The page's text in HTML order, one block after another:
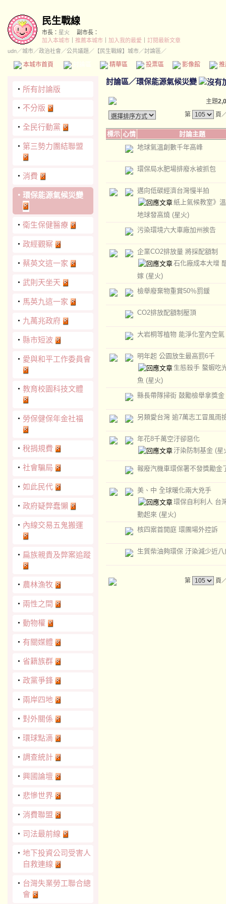
民生戰線
市長： 星火
副市長：
加入本城市
推薦本城市 加入我的最愛
訂閱最新文章
udn／城市／政治社會 ／公共議題 ／ 【民生戰線】城市／討論區／
本城市首頁 精華區 投票區 影像館
‧ 所有討論版
‧ 不分版
‧ 全民行動黨
‧ 第三勢力團結聯盟
‧ 消費
‧ 環保能源氣候災變
‧ 衛生保健醫療
‧ 政經觀察
‧ 蔡英文這一家
‧ 武則天坐天
‧ 馬英九這一家
‧ 九萬兆政府
‧ 縣市短波
‧ 愛與和平工作委員會
‧ 教育校園科技文體
‧ 勞保健保年金社福
‧ 稅捐規費
‧ 社會騙局
‧ 如此民代
‧ 政府疑弊蠢懶
‧ 內線交易五鬼搬運
‧ 扁族親貴及弊案追蹤
‧ 農林漁牧
‧ 兩性之間
‧ 動物權
‧ 有關媒體
‧ 省籍族群
‧ 政黨爭鋒
‧ 兩岸四地
‧ 對外關係
‧ 環球點滴
‧ 調查統計
‧ 興國論壇
‧ 悲慘世界
‧ 消費聯盟
‧ 司法最前線
‧ 地下投資公司受害人
自救連線
‧ 台灣失業勞工聯合總
會
討論區／環保能源氣候災變
主題
第
頁
標示 心情
討論主題
地球氣溫創數千年高峰
環保局水肥場排廢水被抓包
邁向低碳經濟台灣慢半拍
紙上氣候教室》
地球發高燒 (星火)
污染環境六大車廠加州挨告
企業CO2排放量 將採配額制
石化廠成本大增
嫁 (星火)
檢舉廢棄物重賞50％罰鍰
CO2排放配額制壓頂
大岩桐等植物 能淨化室內空氣
明年起 公園放生最高罰6千
生態殺手 螯蝦吃
魚 (星火)
縣長帶隊掃街 鼓勵檢舉拿獎金
另類愛台灣 逾7萬志工冒風雨
年花8千萬空汙卻惡化
汙染防制基金 (星
報廢汽機車環保署不發獎勵金
美、中 全球暖化兩大兇手
環保自利利人 台
動起來 (星火)
核四案首開庭 環團場外控訴
生質柴油夠環保 汙染減少近八
第 頁